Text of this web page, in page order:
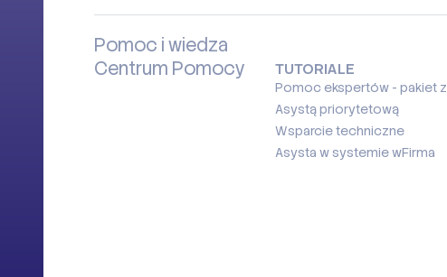
Pomoc i wiedza
Centrum Pomocy
TUTORIALE
Pomoc ekspertów - pakiet z
Asystą priorytetową
Wsparcie techniczne
Asysta w systemie wFirma